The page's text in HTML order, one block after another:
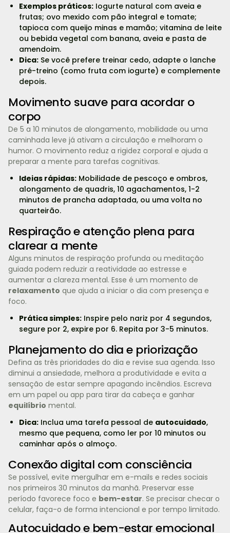
Exemplos práticos:Iogurte natural com aveia e
frutas; ovo mexido com pão integral e tomate;
tapioca com queijo minas e mamão; vitamina de leite
ou bebida vegetal com banana, aveia e pasta de
amendoim.
Dica:Se você prefere treinar cedo, adapte o lanche
pré-treino (como fruta com iogurte) e complemente
depois.
Movimento suave para acordar o
corpo
De 5 a 10 minutos de alongamento, mobilidade ou uma
caminhada leve já ativam a circulação e melhoram o
humor. O movimento reduz a rigidez corporal e ajuda a
preparar a mente para tarefas cognitivas.
Ideias rápidas:Mobilidade de pescoço e ombros,
alongamento de quadris, 10 agachamentos, 1-2
minutos de prancha adaptada, ou uma volta no
quarteirão.
Respiração e atenção plena para
clarear a mente
Alguns minutos de respiração profunda ou meditação
guiada podem reduzir a reatividade ao estresse e
aumentar a clareza mental. Esse é um momento de
relaxamento que ajuda a iniciar o dia com presença e
foco.
Prática simples:Inspire pelo nariz por 4 segundos,
segure por 2, expire por 6. Repita por 3-5 minutos.
Planejamento do dia e priorização
Defina as três prioridades do dia e revise sua agenda. Isso
diminui a ansiedade, melhora a produtividade e evita a
sensação de estar sempre apagando incêndios. Escreva
em um papel ou app para tirar da cabeça e ganhar
equilíbrio mental.
Dica:Inclua uma tarefa pessoal de autocuidado,
mesmo que pequena, como ler por 10 minutos ou
caminhar após o almoço.
Conexão digital com consciência
Se possível, evite mergulhar em e-mails e redes sociais
nos primeiros 30 minutos da manhã. Preservar esse
período favorece foco e bem-estar. Se precisar checar o
celular, faça-o de forma intencional e por tempo limitado.
Autocuidado e bem-estar emocional